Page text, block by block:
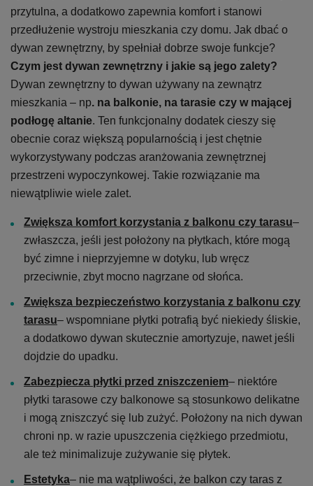
przytulna, a dodatkowo zapewnia komfort i stanowi
przedłużenie wystroju mieszkania czy domu. Jak dbać o
dywan zewnętrzny, by spełniał dobrze swoje funkcje?
Czym jest dywan zewnętrzny i jakie są jego zalety?
Dywan zewnętrzny to dywan używany na zewnątrz
mieszkania – np. na balkonie, na tarasie czy w mającej
podłogę altanie. Ten funkcjonalny dodatek cieszy się
obecnie coraz większą popularnością i jest chętnie
wykorzystywany podczas aranżowania zewnętrznej
przestrzeni wypoczynkowej. Takie rozwiązanie ma
niewątpliwie wiele zalet.
Zwiększa komfort korzystania z balkonu czy tarasu–
zwłaszcza, jeśli jest położony na płytkach, które mogą
być zimne i nieprzyjemne w dotyku, lub wręcz
przeciwnie, zbyt mocno nagrzane od słońca.
Zwiększa bezpieczeństwo korzystania z balkonu czy
tarasu– wspomniane płytki potrafią być niekiedy śliskie,
a dodatkowo dywan skutecznie amortyzuje, nawet jeśli
dojdzie do upadku.
Zabezpiecza płytki przed zniszczeniem– niektóre
płytki tarasowe czy balkonowe są stosunkowo delikatne
i mogą zniszczyć się lub zużyć. Położony na nich dywan
chroni np. w razie upuszczenia ciężkiego przedmiotu,
ale też minimalizuje zużywanie się płytek.
Estetyka– nie ma wątpliwości, że balkon czy taras z